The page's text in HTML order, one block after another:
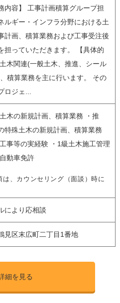
内容】 工事計画積算グループ担
ルギー・インフラ分野における土
計画、積算業務および工事受注後
担っていただきます。 【具体的
木関連(一般土木、推進、シール
積算業務を主に行います。 その
ロジェ...
木の新規計画、積算業務 ・推
特殊土木の新規計画、積算業務
事等の実経験 ・1級土木施工管理
動車免許
、カウンセリング（面談）時に
により応相談
見区末広町二丁目1番地
細を見る